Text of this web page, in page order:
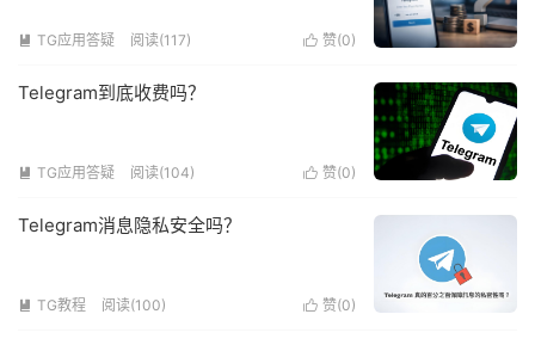
 赞(0)
 TG应用答疑 阅读(117)
Telegram到底收费吗？
 赞(0)
 TG应用答疑 阅读(104)
Telegram消息隐私安全吗？
 赞(0)
 TG教程 阅读(100)